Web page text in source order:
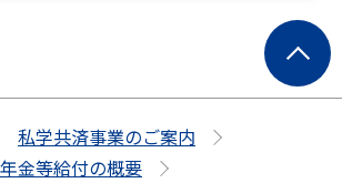
ー
ジ
私学共済事業のご案内
年金等給付の概要